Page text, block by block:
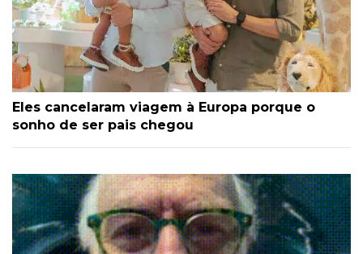
Eles cancelaram viagem à Europa porque o
sonho de ser pais chegou